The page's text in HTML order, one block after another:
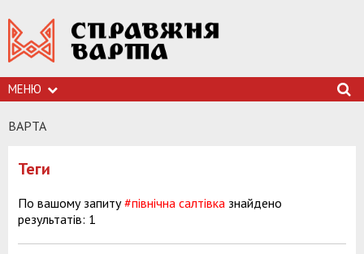
МЕНЮ
ВАРТА
Теги
По вашому запиту#північна салтівка знайдено
результатів: 1